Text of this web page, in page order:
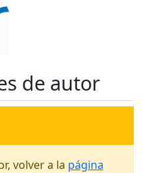
de autor
volver a la página